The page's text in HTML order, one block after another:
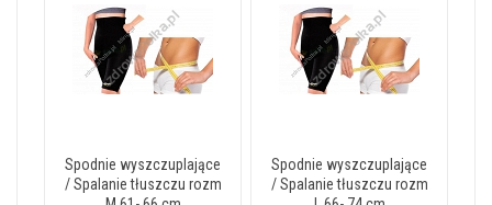
Spodnie wyszczuplające
/ Spalanie tłuszczu rozm
Spodnie wyszczuplające
/ Spalanie tłuszczu rozm